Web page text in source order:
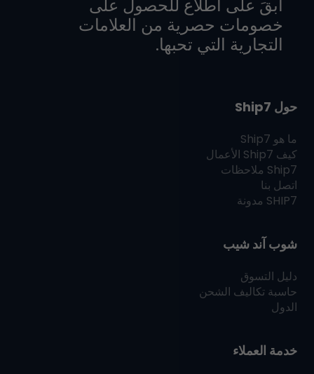
ابقَ على اطلاع للحصول على
خصومات حصرية من العلامات
التجارية التي تحبها.
حول Ship7
ما هو Ship7
كيف Ship7 الأعمال
Ship7 ملاحظات
اتصل بنا
SHIP7 مدونة
شوب آند شيب
دليل التسوق
حاسبة تكاليف الشحن
الدول
خدمة العملاء